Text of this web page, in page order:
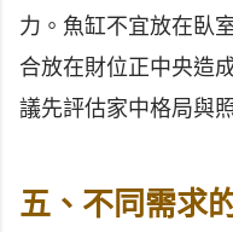
力。魚缸不宜放在臥
合放在財位正中央造
議先評估家中格局與
五、不同需求